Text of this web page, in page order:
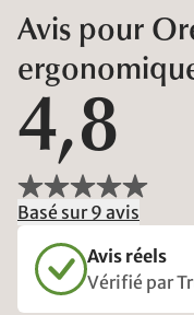
Avis pour
4,8
Basé sur 9 avis
Avis réels
Vérifié par